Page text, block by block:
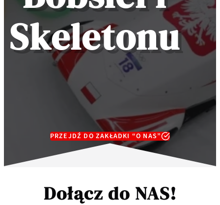
Skeletonu
PRZEJDŹ DO ZAKŁADKI “O NAS”
Dołącz do NAS!